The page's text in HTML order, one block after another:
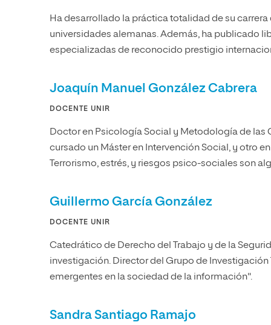
Ha desarrollado la práctica totalidad de su
universidades alemanas. Además, ha publicado
especializadas de reconocido prestigio
Joaquín Manuel González Cabrera
DOCENTE UNIR
Doctor en Psicología Social y Metodología de
cursado un Máster en Intervención Social, y otro
Terrorismo, estrés, y riesgos psico-sociales son
Guillermo García González
DOCENTE UNIR
Catedrático de Derecho del Trabajo y de la
investigación. Director del Grupo de Investigación
emergentes en la sociedad de la información".
Sandra Santiago Ramajo